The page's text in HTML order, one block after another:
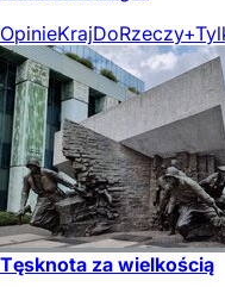
OpinieKrajDoRzeczy+
Tęsknota za wielkością